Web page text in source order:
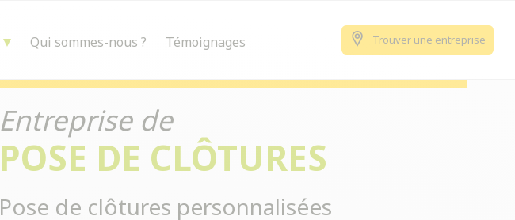
Qui sommes-nous ? Témoignages Trouver une entreprise
Entreprise de
POSE DE CLÔTURES
Pose de clôtures personnalisées